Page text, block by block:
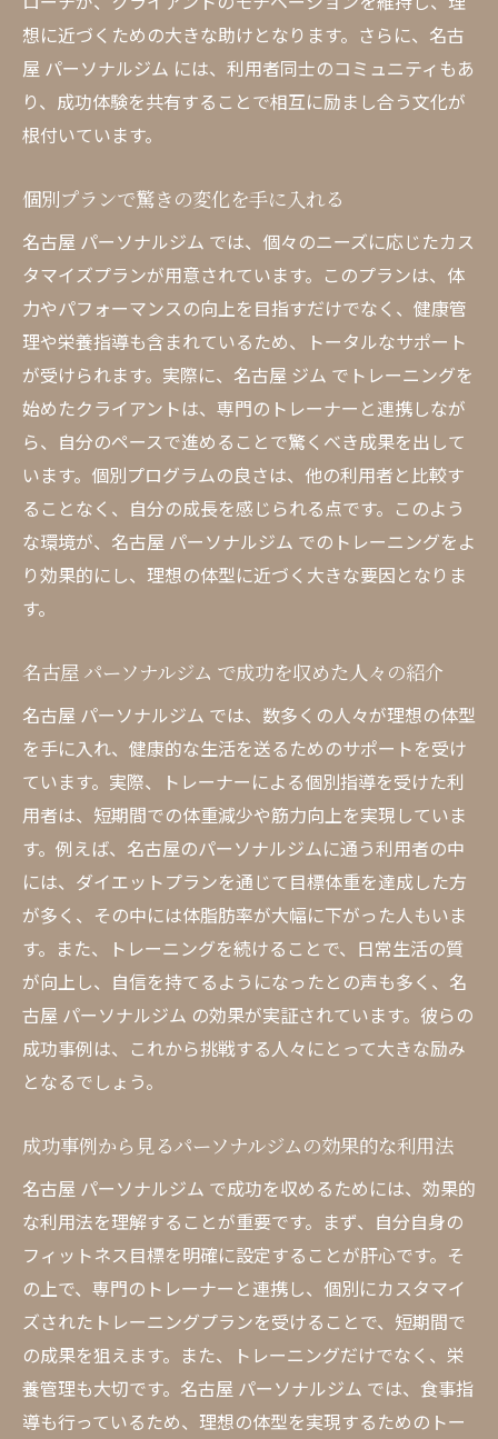
想に近づくための大きな助けとなります。さらに、名古
屋 パーソナルジム には、利用者同士のコミュニティもあ
り、成功体験を共有することで相互に励まし合う文化が
根付いています。
個別プランで驚きの変化を手に入れる
名古屋 パーソナルジム では、個々のニーズに応じたカス
タマイズプランが用意されています。このプランは、体
力やパフォーマンスの向上を目指すだけでなく、健康管
理や栄養指導も含まれているため、トータルなサポート
が受けられます。実際に、名古屋 ジム でトレーニングを
始めたクライアントは、専門のトレーナーと連携しなが
ら、自分のペースで進めることで驚くべき成果を出して
います。個別プログラムの良さは、他の利用者と比較す
ることなく、自分の成長を感じられる点です。このよう
な環境が、名古屋 パーソナルジム でのトレーニングをよ
り効果的にし、理想の体型に近づく大きな要因となりま
す。
名古屋 パーソナルジム で成功を収めた人々の紹介
名古屋 パーソナルジム では、数多くの人々が理想の体型
を手に入れ、健康的な生活を送るためのサポートを受け
ています。実際、トレーナーによる個別指導を受けた利
用者は、短期間での体重減少や筋力向上を実現していま
す。例えば、名古屋のパーソナルジムに通う利用者の中
には、ダイエットプランを通じて目標体重を達成した方
が多く、その中には体脂肪率が大幅に下がった人もいま
す。また、トレーニングを続けることで、日常生活の質
が向上し、自信を持てるようになったとの声も多く、名
古屋 パーソナルジム の効果が実証されています。彼らの
成功事例は、これから挑戦する人々にとって大きな励み
となるでしょう。
成功事例から見るパーソナルジムの効果的な利用法
名古屋 パーソナルジム で成功を収めるためには、効果的
な利用法を理解することが重要です。まず、自分自身の
フィットネス目標を明確に設定することが肝心です。そ
の上で、専門のトレーナーと連携し、個別にカスタマイ
ズされたトレーニングプランを受けることで、短期間で
の成果を狙えます。また、トレーニングだけでなく、栄
養管理も大切です。名古屋 パーソナルジム では、食事指
導も行っているため、理想の体型を実現するためのトー